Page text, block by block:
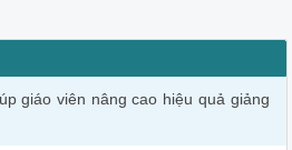
giáo viên nâng cao hiệu quả giảng